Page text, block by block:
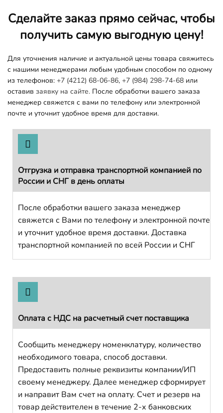
Сделайте заказ прямо сейчас, чтобы
получить самую выгодную цену!
Для уточнения наличие и актуальной цены товара свяжитесь
с нашими менеджерами любым удобным способом по одному
из телефонов: +7 (4212) 68-06-86, +7 (984) 298-74-68 или
оставив заявку на сайте. После обработки вашего заказа
менеджер свяжется с вами по телефону или электронной
почте и уточнит удобное время для доставки.
Отгрузка и отправка транспортной компанией по
России и СНГ в день оплаты
После обработки вашего заказа менеджер
свяжется с Вами по телефону и электронной почте
и уточнит удобное время доставки. Доставка
транспортной компанией по всей России и СНГ
Оплата с НДС на расчетный счет поставщика
Сообщить менеджеру номенклатуру, количество
необходимого товара, способ доставки.
Предоставить полные реквизиты компании/ИП
своему менеджеру. Далее менеджер сформирует
и направит Вам счет на оплату. Счет и резерв на
товар действителен в течение 2-х банковских